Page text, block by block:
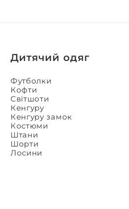
Дитячий одяг
Футболки
Кофти
Світшоти
Кенгуру
Кенгуру замок
Костюми
Штани
Шорти
Лосини